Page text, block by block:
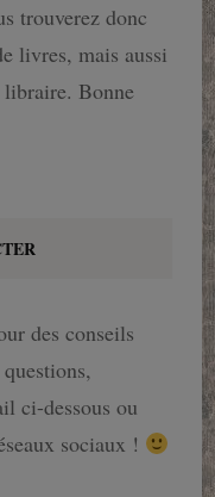
trouverez donc
livres, mais aussi
Bonne
des conseils
ci-dessous ou
sociaux !